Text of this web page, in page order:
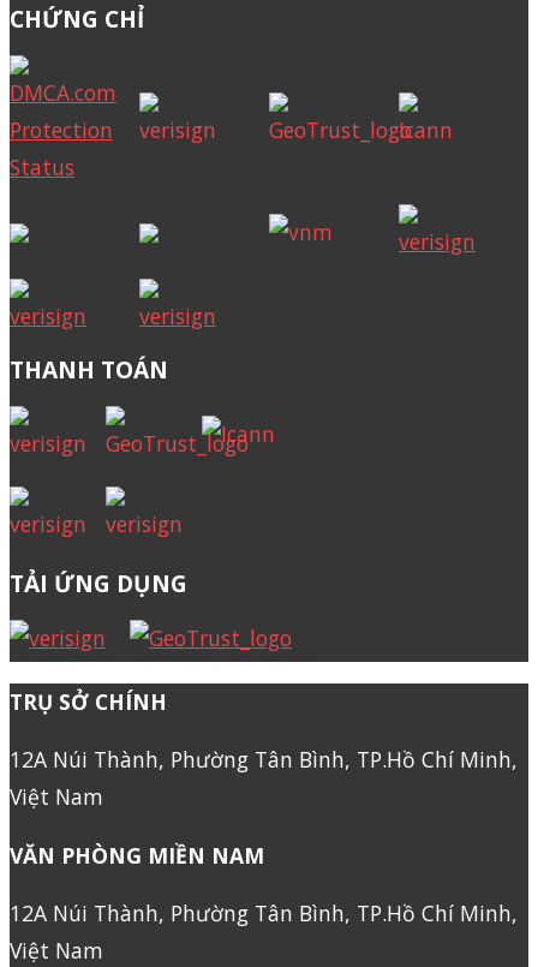
CHỨNG CHỈ
THANH TOÁN
TẢI ỨNG DỤNG
TRỤ SỞ CHÍNH
12A Núi Thành, Phường Tân Bình, TP.Hồ Chí Minh,
Việt Nam
VĂN PHÒNG MIỀN NAM
12A Núi Thành, Phường Tân Bình, TP.Hồ Chí Minh,
Việt Nam